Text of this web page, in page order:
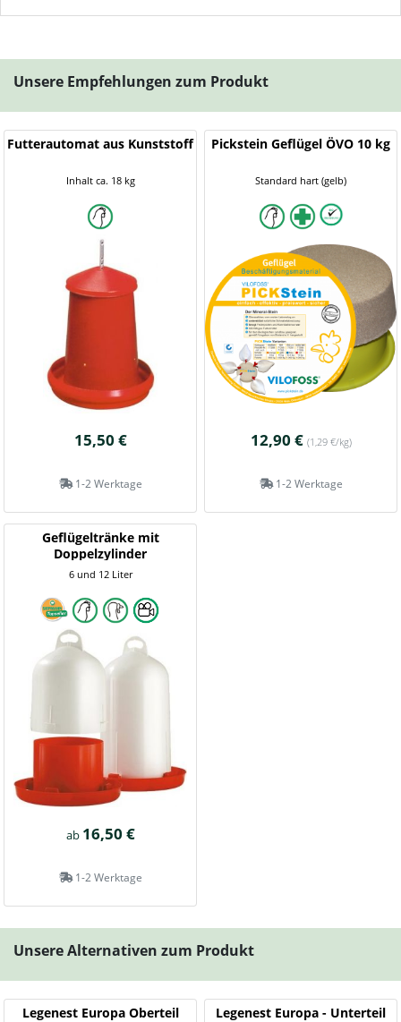
Unsere Empfehlungen zum Produkt
Futterautomat aus Kunststoff
Inhalt ca. 18 kg
15,50 €
1-2 Werktage
Pickstein Geflügel ÖVO 10 kg
Standard hart (gelb)
12,90 € (1,29 €/kg)
1-2 Werktage
Geflügeltränke mit
Doppelzylinder
6 und 12 Liter
ab 16,50 €
1-2 Werktage
Unsere Alternativen zum Produkt
Legenest Europa Oberteil Legenest Europa - Unterteil